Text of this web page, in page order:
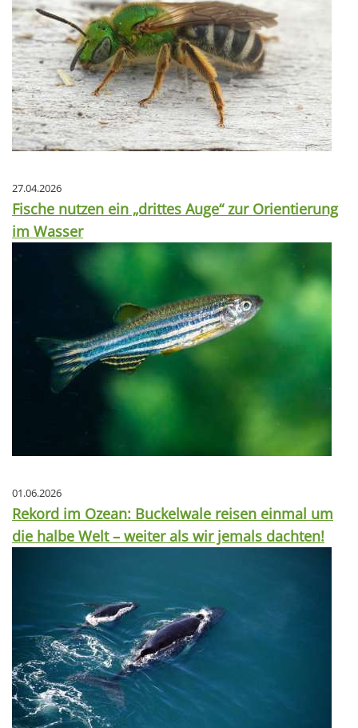
27.04.2026
Fische nutzen ein „drittes Auge“ zur Orientierung
im Wasser
01.06.2026
Rekord im Ozean: Buckelwale reisen einmal um
die halbe Welt – weiter als wir jemals dachten!